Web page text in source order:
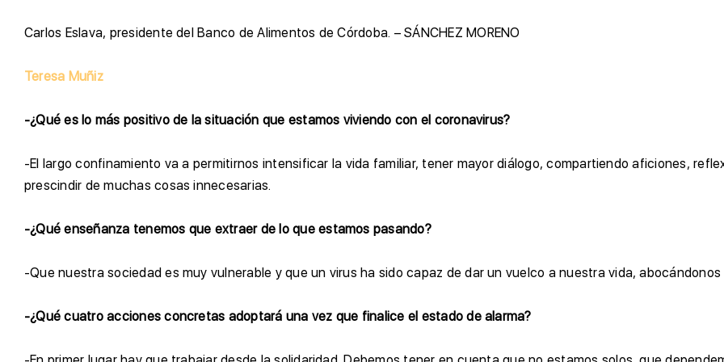
Carlos Eslava, presidente del Banco de Alimentos de Córdoba. – SÁNCHEZ MORENO
Teresa Muñiz
-¿Qué es lo más positivo de la situación que estamos viviendo con el coronavirus?
-El largo confinamiento va a permitirnos intensificar la vida familiar, tener mayor diálogo, compartiendo aficiones,
prescindir de muchas cosas innecesarias.
-¿Qué enseñanza tenemos que extraer de lo que estamos pasando?
-Que nuestra sociedad es muy vulnerable y que un virus ha sido capaz de dar un vuelco a nuestra vida,
-¿Qué cuatro acciones concretas adoptará una vez que finalice el estado de alarma?